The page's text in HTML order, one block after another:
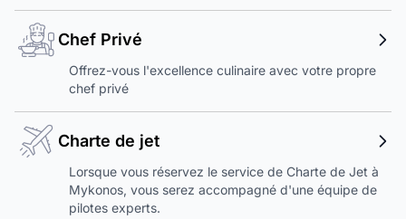
Chef Privé
Offrez-vous l'excellence culinaire avec votre propre
chef privé
Charte de jet
Lorsque vous réservez le service de Charte de Jet à
Mykonos, vous serez accompagné d'une équipe de
pilotes experts.